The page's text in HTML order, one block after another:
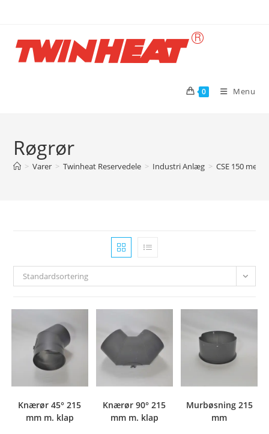
content
0 Menu
Røgrør
> Varer > Twinheat Reservedele > Industri Anlæg > CSE 150 med
Standardsortering
Knærør 45° 215
mm m. klap
Knærør 90° 215
mm m. klap
Murbøsning 215
mm